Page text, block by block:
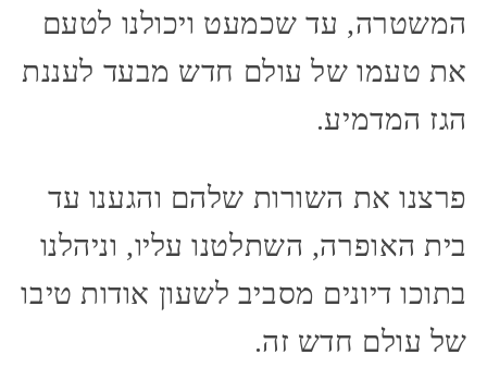
המשטרה, עד שכמעט ויכולנו לטעם
את טעמו של עולם חדש מבעד לעננת
הגז המדמיע.
פרצנו את השורות שלהם והגענו עד
בית האופרה, השתלטנו עליו, וניהלנו
בתוכו דיונים מסביב לשעון אודות טיבו
של עולם חדש זה.